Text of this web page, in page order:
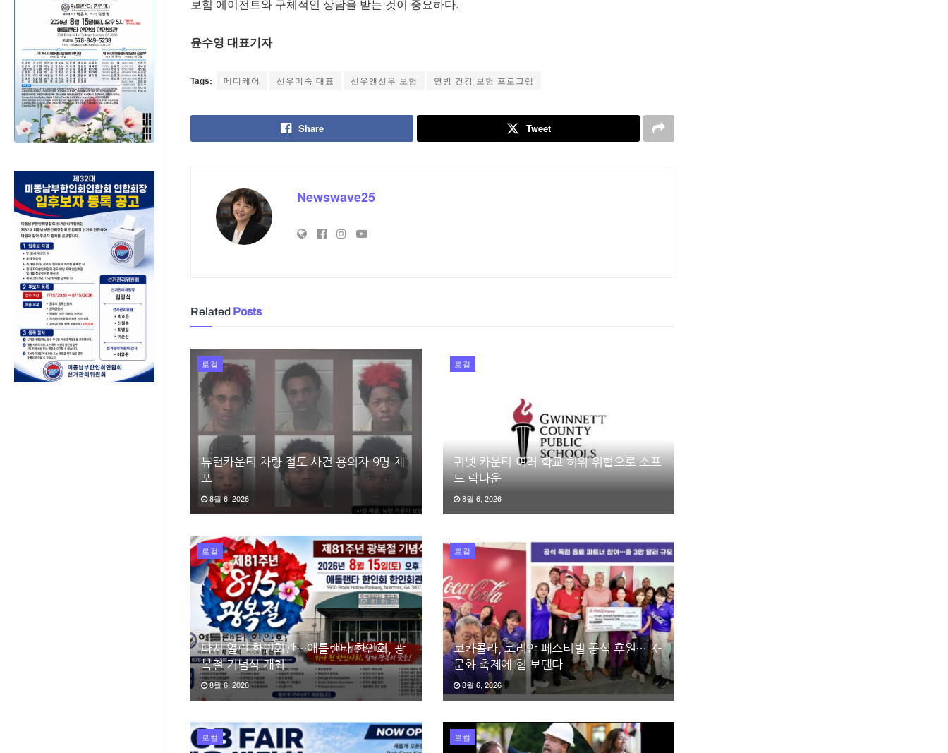
보험 에이전트와 구체적인 상담을 받는 것이 중요하다.
윤수영 대표기자
Tags: 메디케어 선우미숙 대표 선우앤선우 보험 연방 건강 보험 프로그램
Share Tweet
Newswave25
Related Posts
로컬
뉴턴카운티 차량 절도 사건 용의자 9명 체
포
8월 6, 2026
로컬
귀넷 카운티 여러 학교 허위 위협으로 소프
트 락다운
8월 6, 2026
로컬
다시 열린 한인회관…애틀랜타 한인회, 광
복절 기념식 개최
8월 6, 2026
로컬
코카콜라, 코리안 페스티벌 공식 후원… K-
문화 축제에 힘 보탠다
8월 6, 2026
로컬 로컬